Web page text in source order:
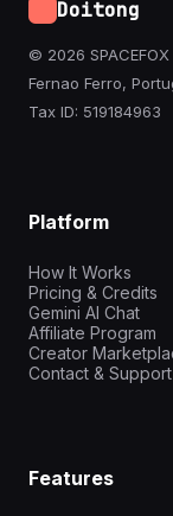
Doitong
© 2026 SPACEFOX
Fernao Ferro,
Tax ID: 519184963
Platform
How It Works
Pricing & Credits
Gemini AI Chat
Affiliate Program
Creator
Contact & Support
Features